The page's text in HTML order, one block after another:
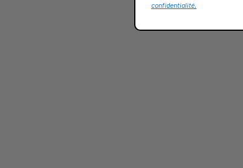
confidentialité,